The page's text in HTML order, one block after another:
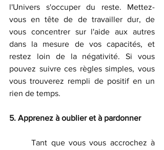
l'Univers s'occuper du reste. Mettez-
vous en tête de de travailler dur, de
vous concentrer sur l'aide aux autres
dans la mesure de vos capacités, et
restez loin de la négativité. Si vous
pouvez suivre ces règles simples, vous
vous trouverez rempli de positif en un
rien de temps.
5. Apprenez à oublier et à pardonner
	Tant que vous vous accrochez à